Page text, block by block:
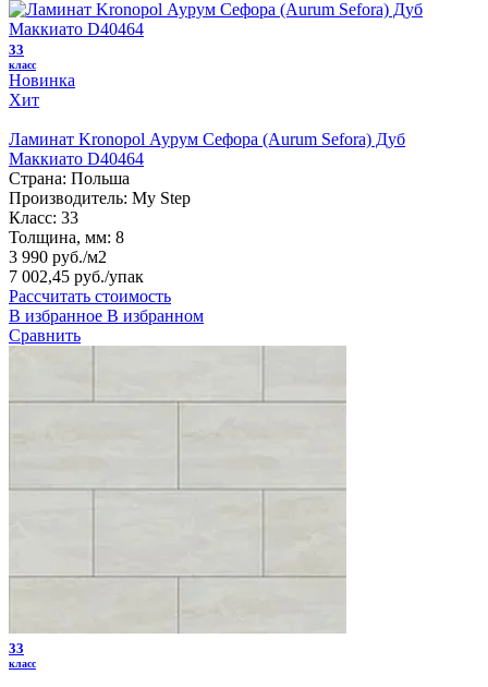
33
класс
Новинка
Хит
Ламинат Kronopol Аурум Сефора (Aurum Sefora) Дуб
Маккиато D40464
Страна: Польша
Производитель: My Step
Класс: 33
Толщина, мм: 8
3 990 руб./м2
7 002,45 руб./упак
Рассчитать стоимость
В избранное В избранном
Сравнить
33
класс